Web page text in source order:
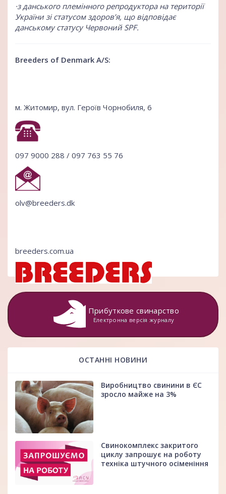
·з данського племінного репродуктора на території
України зі статусом здоров’я, що відповідає
данському статусу Червоний SPF.
Breeders of Denmark A/S:
м. Житомир, вул. Героїв Чорнобиля, 6
097 9000 288 / 097 763 55 76
olv@breeders.dk
breeders.com.ua
Прибуткове свинарство
Електронна версія журналу
ОСТАННІ НОВИНИ
Виробництво свинини в ЄС
зросло майже на 3%
Свинокомплекс закритого
циклу запрошує на роботу
техніка штучного осіменіння